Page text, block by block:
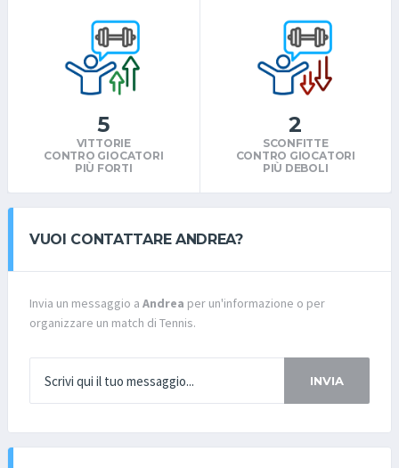
5
VITTORIE
CONTRO GIOCATORI
PIÙ FORTI
2
SCONFITTE
CONTRO GIOCATORI
PIÙ DEBOLI
VUOI CONTATTARE ANDREA?
Invia un messaggio a Andrea per un'informazione o per
organizzare un match di Tennis.
INVIA